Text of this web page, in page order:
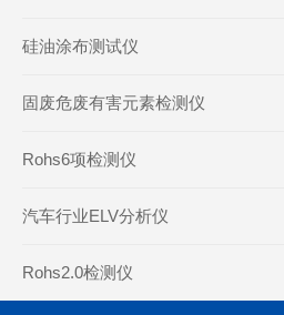
硅油涂布测试仪
固废危废有害元素检测仪
Rohs6项检测仪
汽车行业ELV分析仪
Rohs2.0检测仪